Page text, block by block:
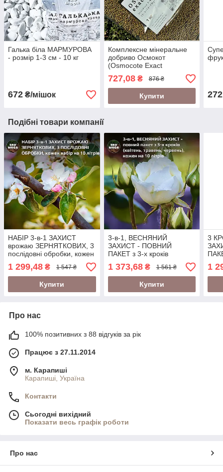
Галька біла МАРМУРОВА
- розмір 1-3 см - 10 кг
672 ₴/мішок
Комплексне мінеральне
добриво Осмокот
(Osmocote Exact
Standard),
15+9+12+2MgO+TE (5-6
м), Еверріс (Everris),
фасув. 1кг
727,08₴ 876 ₴
Купити 272
Подібні товари компанії
НАБІР 3-в-1 ЗАХИСТ
врожаю ЗЕРНЯТКОВИХ, 3
послідовні обробки, кожен
1 299,48 ₴ 1 547 ₴
Купити
3-в-1, ВЕСНЯНИЙ
ЗАХИСТ - ПОВНИЙ
ПАКЕТ з 3-х кроків
червень), кожен на 10
літрів (ТРОЯНДИ)
1 373,68₴ 1 561 ₴
Купити
3
1
Про нас
100% позитивних з 88 відгуків за рік
Працює з 27.11.2014
м. Карапиші
Карапиші, Україна
Контакти
Сьогодні вихідний
Показати весь графік роботи
Про нас